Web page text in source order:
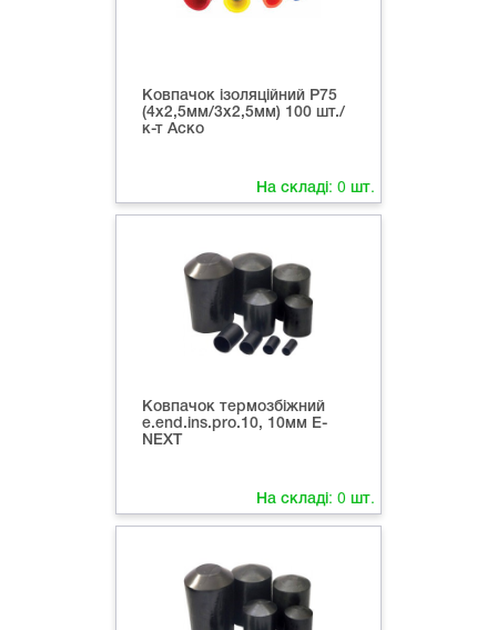
Ковпачок ізоляційний Р75
(4х2,5мм/3х2,5мм) 100 шт./
к-т Аско
На складі: 0 шт.
Ковпачок термозбіжний
e.end.ins.pro.10, 10мм E-
NEXT
На складі: 0 шт.